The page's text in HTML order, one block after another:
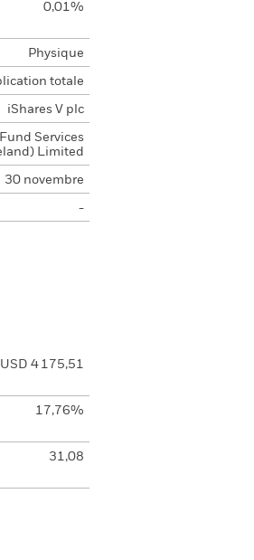
0,01%
Physique
totale
iShares V plc
Services
Limited
30 novembre
-
USD 4 175,51
17,76%
31,08